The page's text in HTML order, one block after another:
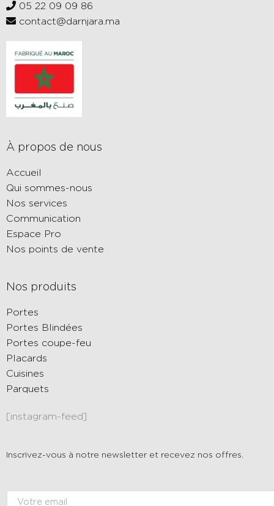
05 22 09 09 86
contact@darnjara.ma
À propos de nous
Accueil
Qui sommes-nous
Nos services
Communication
Espace Pro
Nos points de vente
Nos produits
Portes
Portes Blindées
Portes coupe-feu
Placards
Cuisines
Parquets
[instagram-feed]
Inscrivez-vous à notre newsletter et recevez nos offres.